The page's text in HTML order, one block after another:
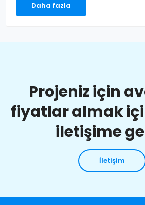
Daha fazla
Projeniz için
fiyatlar almak
iletişime
İletişim